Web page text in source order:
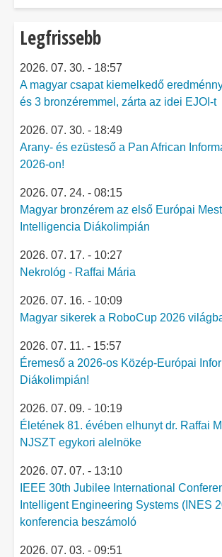
Legfrissebb
2026. 07. 30. - 18:57
A magyar csapat kiemelkedő
és 3 bronzéremmel, zárta az idei EJOI-t
2026. 07. 30. - 18:49
Arany- és ezüsteső a Pan African
2026-on!
2026. 07. 24. - 08:15
Magyar bronzérem az első Európai
Intelligencia Diákolimpián
2026. 07. 17. - 10:27
Nekrológ - Raffai Mária
2026. 07. 16. - 10:09
Magyar sikerek a RoboCup 2026
2026. 07. 11. - 15:57
Éremeső a 2026-os Közép-Európai
Diákolimpián!
2026. 07. 09. - 10:19
Életének 81. évében elhunyt dr. Raffai
NJSZT egykori alelnöke
2026. 07. 07. - 13:10
IEEE 30th Jubilee International
Intelligent Engineering Systems (INES
konferencia beszámoló
2026. 07. 03. - 09:51